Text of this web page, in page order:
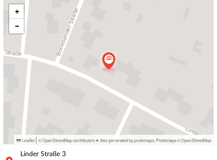
+
−
Leaflet | © OpenStreetMap contributors ♥, tiles generated by protomaps Protomaps©OpenStreetMap
Linder Straße 3